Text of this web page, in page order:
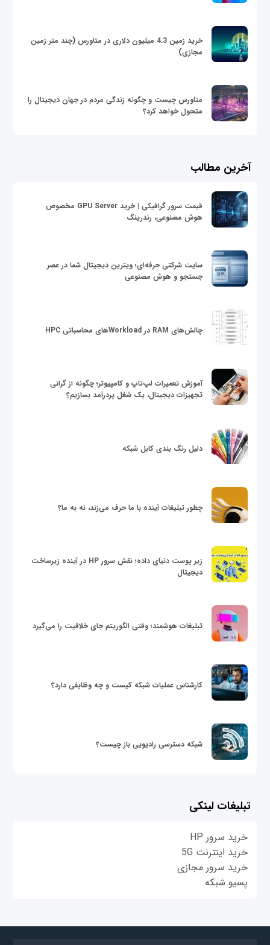
خرید زمین 4.3 میلیون دلاری در متاورس (چند متر زمین
مجازی)
متاورس چیست و چگونه زندگی مردم در جهان دیجیتال را
متحول خواهد کرد؟
آخرین مطالب
قیمت سرور گرافیکی | خرید GPU Server مخصوص
هوش مصنوعی، رندرینگ
سایت شرکتی حرفه‌ای؛ ویترین دیجیتال شما در عصر
جستجو و هوش مصنوعی
چالش‌های RAM در Workloadهای محاسباتی HPC
آموزش تعمیرات لپ‌تاپ و کامپیوتر؛ چگونه از گرانی
تجهیزات دیجیتال، یک شغل پردرآمد بسازیم؟
دلیل رنگ بندی کابل شبکه
چطور تبلیغات آینده با ما حرف می‌زند، نه به ما؟
زیر پوست دنیای داده؛ نقش سرور HP در آینده زیرساخت
دیجیتال
تبلیغات هوشمند؛ وقتی الگوریتم جای خلاقیت را می‌گیرد
کارشناس عملیات شبکه کیست و چه وظایفی دارد؟
شبکه دسترسی رادیویی باز چیست؟
تبلیغات لینکی
خرید سرور HP
خرید اینترنت 5G
خرید سرور مجازی
پسیو شبکه